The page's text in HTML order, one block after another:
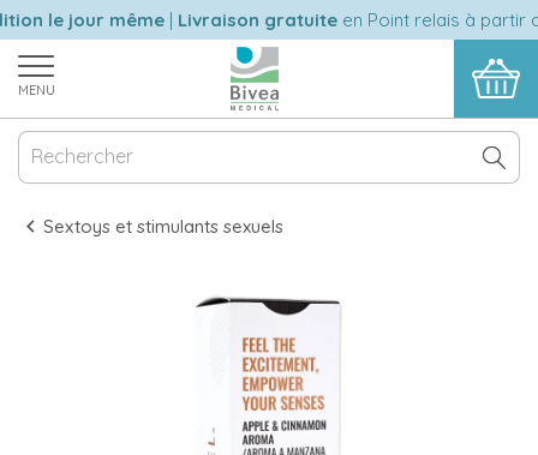
le jour même|Livraison gratuiteen Point relais à partir
MENU
Sextoys et stimulants sexuels